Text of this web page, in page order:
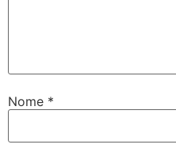
Nome *